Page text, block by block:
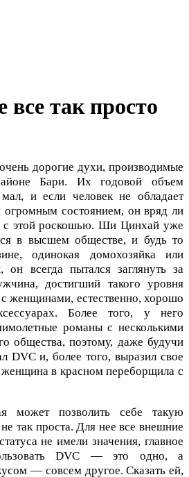
все так просто
дорогие духи, производимые
Бари. Их годовой объем
мал, и если человек не обладает
огромным состоянием, он вряд ли
с этой роскошью. Ши Цинхай уже
в высшем обществе, и будь то
одинокая домохозяйка или
он всегда пытался заглянуть за
достигший такого уровня
женщинами, естественно, хорошо
Более того, у него
романы с несколькими
общества, поэтому, даже будучи
DVC и, более того, выразил свое
женщина в красном переборщила с
может позволить себе такую
так проста. Для нее все внешние
не имели значения, главное
DVC — это одно, а
— совсем другое. Сказать ей,